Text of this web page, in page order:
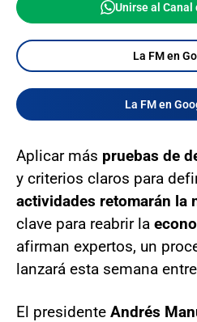
Unirse al Canal
La FM en
La FM en
Aplicar más pruebas de
y criterios claros para
actividades retomarán la
clave para reabrir la
afirman expertos, un
lanzará esta semana
El presidente Andrés